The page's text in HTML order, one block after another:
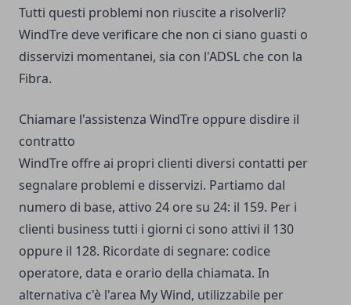
Tutti questi problemi non riuscite a risolverli?
WindTre deve verificare che non ci siano guasti o
disservizi momentanei, sia con l'ADSL che con la
Fibra.
Chiamare l'assistenza WindTre oppure disdire il
contratto
WindTre offre ai propri clienti diversi contatti per
segnalare problemi e disservizi. Partiamo dal
numero di base, attivo 24 ore su 24: il 159. Per i
clienti business tutti i giorni ci sono attivi il 130
oppure il 128. Ricordate di segnare: codice
operatore, data e orario della chiamata. In
alternativa c'è l'area My Wind, utilizzabile per